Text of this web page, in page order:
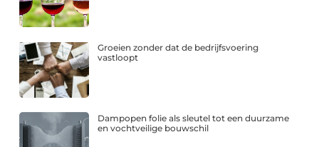
Groeien zonder dat de bedrijfsvoering
vastloopt
Dampopen folie als sleutel tot een duurzame
en vochtveilige bouwschil